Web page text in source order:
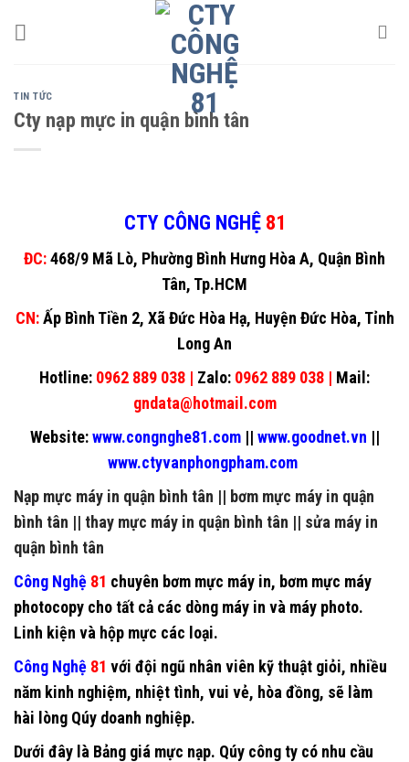
TIN TỨC
Cty nạp mực in quận bình tân
CTY CÔNG NGHỆ 81
ĐC:468/9 Mã Lò, Phường Bình Hưng Hòa A, Quận Bình
Tân, Tp.HCM
CN: Ấp Bình Tiền 2, Xã Đức Hòa Hạ, Huyện Đức Hòa, Tỉnh
Long An
Hotline: 0962 889 038 | Zalo: 0962 889 038 | Mail:
gndata@hotmail.com
Website:www.congnghe81.com || www.goodnet.vn ||
www.ctyvanphongpham.com
Nạp mực máy in quận bình tân || bơm mực máy in quận
bình tân || thay mực máy in quận bình tân || sửa máy in
quận bình tân
Công Nghệ 81 chuyên bơm mực máy in, bơm mực máy
photocopy cho tất cả các dòng máy in và máy photo.
Linh kiện và hộp mực các loại.
Công Nghệ 81 với đội ngũ nhân viên kỹ thuật giỏi, nhiều
năm kinh nghiệm, nhiệt tình, vui vẻ, hòa đồng, sẽ làm
hài lòng Qúy doanh nghiệp.
Dưới đây là Bảng giá mực nạp. Qúy công ty có nhu cầu